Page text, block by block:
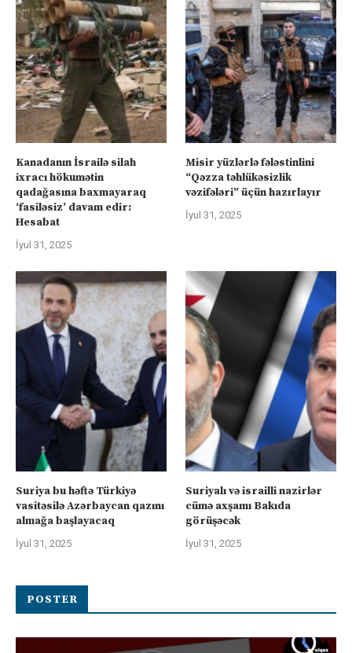
Kanadanın İsrailə silah
ixracı hökumətin
qadağasına baxmayaraq
‘fasiləsiz’ davam edir:
Hesabat
İyul 31, 2025
Misir yüzlərlə fələstinlini
“Qəzza təhlükəsizlik
vəzifələri” üçün hazırlayır
İyul 31, 2025
Suriya bu həftə Türkiyə
vasitəsilə Azərbaycan qazını
almağa başlayacaq
İyul 31, 2025
Suriyalı və israilli nazirlər
cümə axşamı Bakıda
görüşəcək
İyul 31, 2025
POSTER